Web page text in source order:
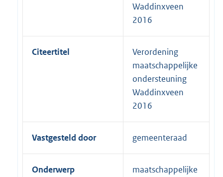
Waddinxveen
2016
Citeertitel
Verordening
maatschappelijke
ondersteuning
Waddinxveen
2016
Vastgesteld door gemeenteraad
Onderwerp
maatschappelijke